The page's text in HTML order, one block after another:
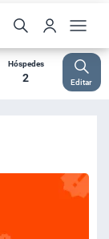
Hóspedes
2 Editar